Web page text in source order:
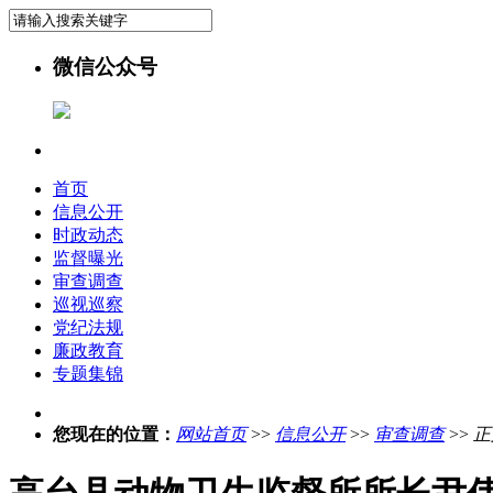
微信公众号
首页
信息公开
时政动态
监督曝光
审查调查
巡视巡察
党纪法规
廉政教育
专题集锦
您现在的位置： 网站首页>> 信息公开>> 审查调查>>